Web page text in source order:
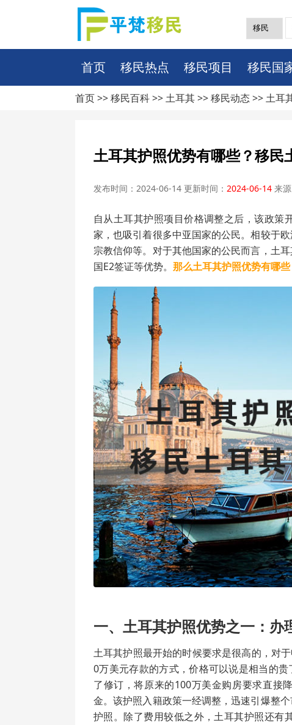
首页 移民热点 移民项目 移民国
首页 >>移民百科>>土耳其>>移民动态>> 土耳
土耳其护照优势有哪些？移民
发布时间：2024-06-14 更新时间： 2024-06-14 来
自从土耳其护照项目价格调整之后，该政策
家，也吸引着很多中亚国家的公民。相较于
宗教信仰等。对于其他国家的公民而言，土
国E2签证等优势。 那么土耳其护照优势有哪
一、土耳其护照优势之一：办
土耳其护照最开始的时候要求是很高的，对
0万美元存款的方式，价格可以说是相当的
了修订，将原来的100万美金购房要求直接
金。该护照入籍政策一经调整，迅速引爆整
护照。除了费用较低之外，土耳其护照还有